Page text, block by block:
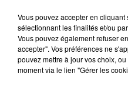
vous !
Vous pouvez accepter en cliquant
sélectionnant les finalités et/ou
Vous pouvez également refuser
accepter". Vos préférences ne
pouvez mettre à jour vos choix,
moment via le lien "Gérer les